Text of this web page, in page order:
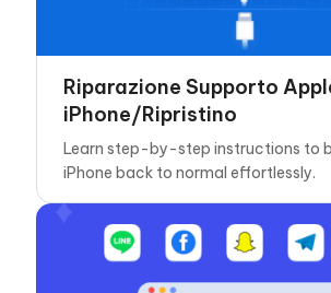
Riparazione Supporto
iPhone/Ripristino
Learn step-by-step instructions to
iPhone back to normal effortlessly.